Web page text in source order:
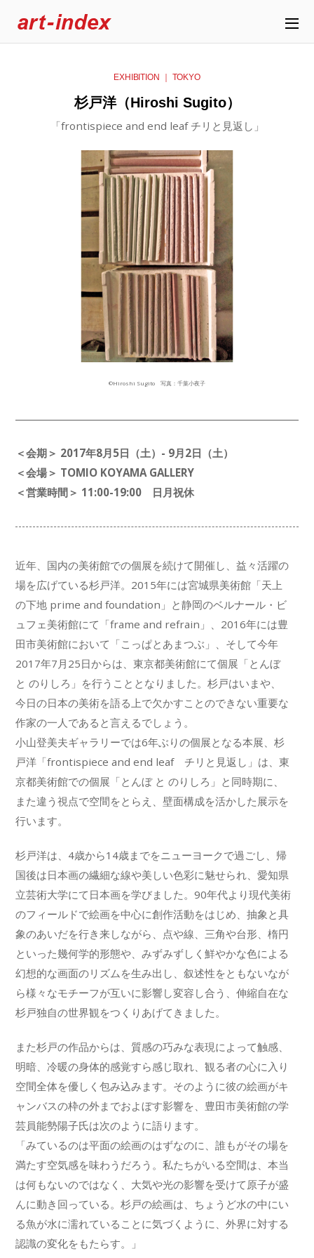
EXHIBITION ｜ TOKYO
杉戸洋（Hiroshi Sugito）
「frontispiece and end leaf チリと見返し」
©Hiroshi Sugito 写真：千葉小夜子
＜会期＞ 2017年8月5日（土）- 9月2日（土）
＜会場＞ TOMIO KOYAMA GALLERY
＜営業時間＞ 11:00-19:00 日月祝休
近年、国内の美術館での個展を続けて開催し、益々活躍の
場を広げている杉戸洋。2015年には宮城県美術館「天上
の下地 prime and foundation」と静岡のベルナール・ビ
ュフェ美術館にて「frame and refrain」、2016年には豊
田市美術館において「こっぱとあまつぶ」、そして今年
2017年7月25日からは、東京都美術館にて個展「とんぼ
と のりしろ」を行うこととなりました。杉戸はいまや、
今日の日本の美術を語る上で欠かすことのできない重要な
作家の一人であると言えるでしょう。
小山登美夫ギャラリーでは6年ぶりの個展となる本展、杉
戸洋「frontispiece and end leaf チリと見返し」は、東
京都美術館での個展「とんぼ と のりしろ」と同時期に、
また違う視点で空間をとらえ、壁面構成を活かした展示を
行います。
杉戸洋は、4歳から14歳までをニューヨークで過ごし、帰
国後は日本画の繊細な線や美しい色彩に魅せられ、愛知県
立芸術大学にて日本画を学びました。90年代より現代美術
のフィールドで絵画を中心に創作活動をはじめ、抽象と具
象のあいだを行き来しながら、点や線、三角や台形、楕円
といった幾何学的形態や、みずみずしく鮮やかな色による
幻想的な画面のリズムを生み出し、叙述性をともないなが
ら様々なモチーフが互いに影響し変容し合う、伸縮自在な
杉戸独自の世界観をつくりあげてきました。
また杉戸の作品からは、質感の巧みな表現によって触感、
明暗、冷暖の身体的感覚すら感じ取れ、観る者の心に入り
空間全体を優しく包み込みます。そのように彼の絵画がキ
ャンバスの枠の外までおよぼす影響を、豊田市美術館の学
芸員能勢陽子氏は次のように語ります。
「みているのは平面の絵画のはずなのに、誰もがその場を
満たす空気感を味わうだろう。私たちがいる空間は、本当
は何もないのではなく、大気や光の影響を受けて原子が盛
んに動き回っている。杉戸の絵画は、ちょうど水の中にい
る魚が水に濡れていることに気づくように、外界に対する
認識の変化をもたらす。」